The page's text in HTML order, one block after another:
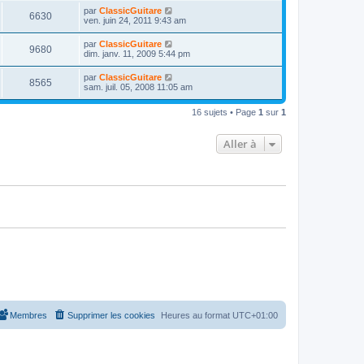
s
a
g
e
m
e
s
s
a
g
e
u
i
e
r
m
e
s
s
a
g
e
6630V
u
D
e
i
e
r
m
e
s
s
par ClassicGuitare
ven. juin 24, 2011 9:43 am
9680V
u
D
e
i
e
r
par ClassicGuitare
dim. janv. 11, 2009 5:44 pm
8565
u
D
e
n
a
par ClassicGuitare
sam. juil. 05, 2008 11:05 am
16 sujets • Page 1 sur 1
Aller à
Heures au format UTC+01:00
Supprimer les cookies
Membres